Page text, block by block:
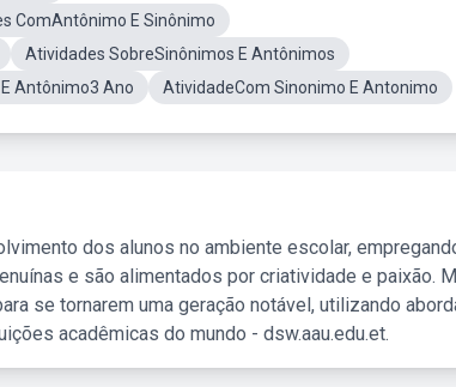
ComAntônimo E Sinônimo
Atividades SobreSinônimos E Antônimos
Antônimo3 Ano AtividadeCom Sinonimo E Antonimo
dos alunos no ambiente escolar,
e são alimentados por criatividade e paixão.
se tornarem uma geração notável, utilizando
acadêmicas do mundo - dsw.aau.edu.et.